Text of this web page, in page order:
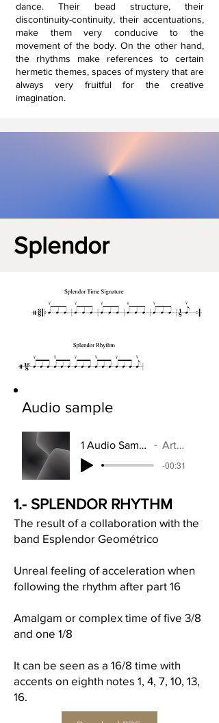
dance. Their bead structure, their
discontinuity-continuity, their accentuations,
make them very conducive to the
movement of the body. On the other hand,
the rhythms make references to certain
hermetic themes, spaces of mystery that are
always very fruitful for the creative
imagination.
Splendor
Audio sample
1 Audio Sample SPLENDOR
Artist Name
-00:31
1.- SPLENDOR RHYTHM
The result of a collaboration with the
band Esplendor Geométrico
Unreal feeling of acceleration when
following the rhythm after part 16
Amalgam or complex time of five 3/8
and one 1/8
It can be seen as a 16/8 time with
accents on eighth notes 1, 4, 7, 10, 13,
16.